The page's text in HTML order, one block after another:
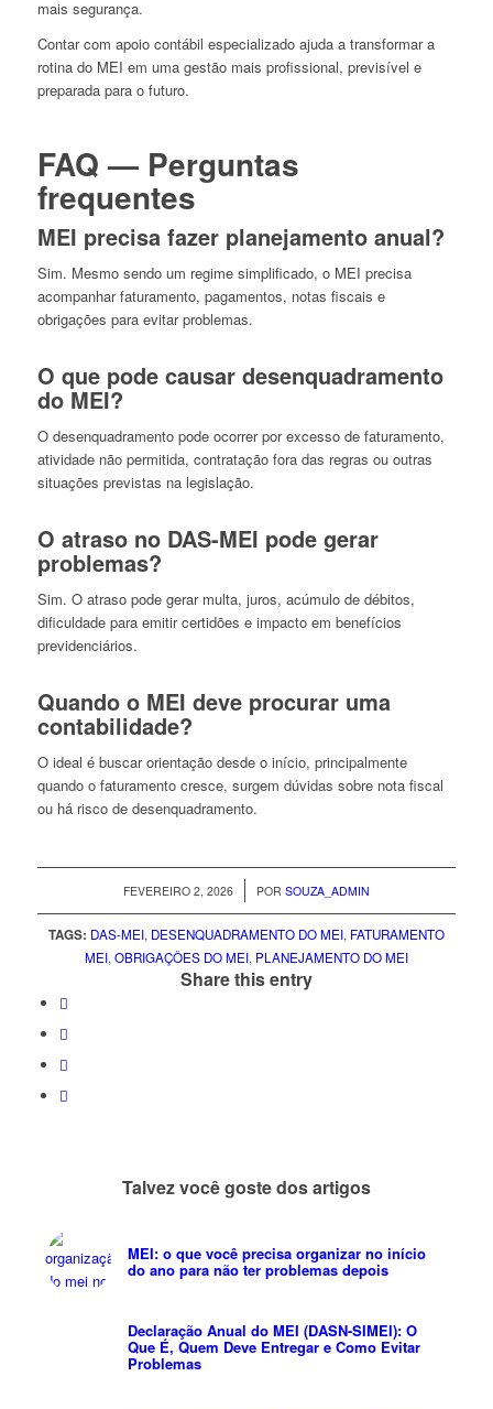
mais segurança.
Contar com apoio contábil especializado ajuda a transformar a
rotina do MEI em uma gestão mais profissional, previsível e
preparada para o futuro.
FAQ — Perguntas
frequentes
MEI precisa fazer planejamento anual?
Sim. Mesmo sendo um regime simplificado, o MEI precisa
acompanhar faturamento, pagamentos, notas fiscais e
obrigações para evitar problemas.
O que pode causar desenquadramento
do MEI?
O desenquadramento pode ocorrer por excesso de faturamento,
atividade não permitida, contratação fora das regras ou outras
situações previstas na legislação.
O atraso no DAS-MEI pode gerar
problemas?
Sim. O atraso pode gerar multa, juros, acúmulo de débitos,
dificuldade para emitir certidões e impacto em benefícios
previdenciários.
Quando o MEI deve procurar uma
contabilidade?
O ideal é buscar orientação desde o início, principalmente
quando o faturamento cresce, surgem dúvidas sobre nota fiscal
ou há risco de desenquadramento.
FEVEREIRO 2, 2026
/ POR SOUZA_ADMIN
TAGS: DAS-MEI, DESENQUADRAMENTO DO MEI, FATURAMENTO
MEI, OBRIGAÇÕES DO MEI, PLANEJAMENTO DO MEI
Share this entry
Talvez você goste dos artigos
MEI: o que você precisa organizar no início
do ano para não ter problemas depois
Declaração Anual do MEI (DASN-SIMEI): O
Que É, Quem Deve Entregar e Como Evitar
Problemas